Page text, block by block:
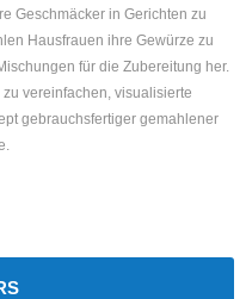
Geschmäcker in Gerichten zu
Hausfrauen ihre Gewürze zu
für die Zubereitung her.
vereinfachen, visualisierte
gebrauchsfertiger gemahlener